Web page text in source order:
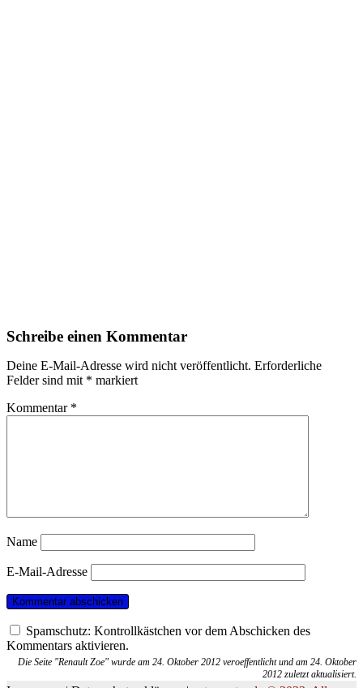
Schreibe einen Kommentar
Deine E-Mail-Adresse wird nicht veröffentlicht. Erforderliche
Felder sind mit * markiert
Kommentar *
Name
E-Mail-Adresse
Spamschutz: Kontrollkästchen vor dem Abschicken des
Kommentars aktivieren.
Die Seite "Renault Zoe" wurde am 24. Oktober 2012 veroeffentlicht und am 24. Oktober
2012 zuletzt aktualisiert.